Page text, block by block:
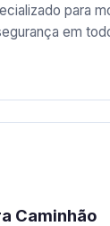
para
em
Caminhão